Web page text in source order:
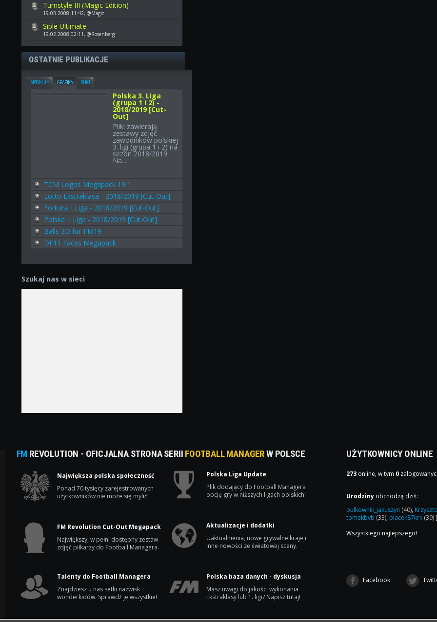
Turnstyle III (Magic Edition)
19.03.2008 11:42, @Magic
Siple Ultimate
19.02.2008 02:11, @Rosenberg
OSTATNIE PUBLIKACJE
ARTYKUŁY GRAFIKA PLIKI
Polska 3. Liga
(grupa 1 i 2) -
2018/2019 [Cut-
Out]
Pliki zawierają
zestawy zdjęć
zawodników polskiej
3. ligi (grupa 1 i 2) na
sezon 2018/2019.
Na...
TCM Logos Megapack 19.1
Lotto Ekstraklasa - 2018/2019 [Cut-Out]
Fortuna I Liga - 2018/2019 [Cut-Out]
Polska II Liga - 2018/2019 [Cut-Out]
Balls 3D for FM19
DF11 Faces Megapack
Szukaj nas w sieci
FM REVOLUTION - OFICJALNA STRONA SERII FOOTBALL MANAGERW POLSCE
Największa polska społeczność
Ponad 70 tysięcy zarejestrowanych
użytkowników nie może się mylić!
Polska Liga Update
Plik dodający do Football Managera
opcję gry w niższych ligach polskich!
FM Revolution Cut-Out Megapack
Największy, w pełni dostępny zestaw
zdjęć piłkarzy do Football Managera.
Aktualizacje i dodatki
Uaktualnienia, nowe grywalne kraje i
inne nowości ze światowej sceny.
Talenty do Football Managera
Znajdziesz u nas setki nazwisk
wonderkidów. Sprawdź je wszystkie!
Polska baza danych - dyskusja
Masz uwagi do jakości wykonania
Ekstraklasy lub 1. ligi? Napisz tutaj!
UŻYTKOWNICY ONLINE
273 online, w tym 0
Urodziny obchodzą dziś:
pulkownik_jakuszyn (40),
tomekbvb (33), placek87krk (39)
Wszystkiego najlepszego!
Facebook